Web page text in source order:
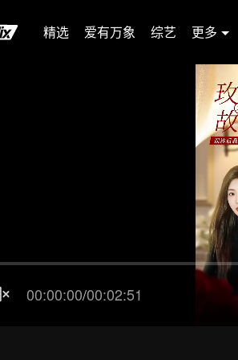
精选 爱有万象 综艺 更多